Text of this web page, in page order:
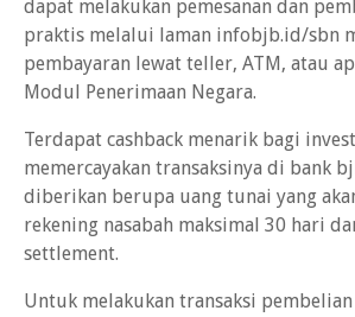
dapat melakukan pemesanan dan
praktis melalui laman infobjb.id/sbn
pembayaran lewat teller, ATM, atau
Modul Penerimaan Negara.
Terdapat cashback menarik bagi
memercayakan transaksinya di bank
diberikan berupa uang tunai yang
rekening nasabah maksimal 30 hari
settlement.
Untuk melakukan transaksi pembelian